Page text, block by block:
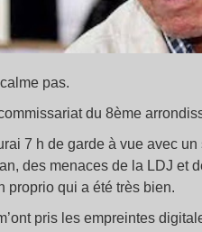
pas.
du 8ème
7 h de garde à vue avec
des menaces de la LDJ et
proprio qui a été très bien.
pris les empreintes